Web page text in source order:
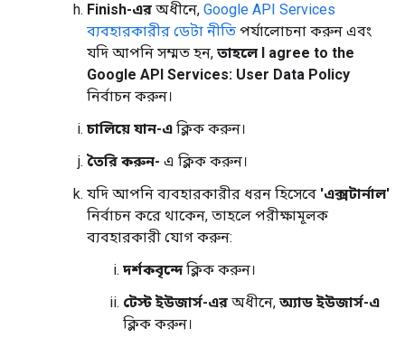
Finish-এর অধীনে, Google API Services
ব্যবহারকারীর ডেটা নীতি পর্যালোচনা করুন এবং
যদি আপনি সম্মত হন, তাহলে I agree to the
Google API Services: User Data Policy
নির্বাচন করুন।
চালিয়ে যান-এ ক্লিক করুন।
তৈরি করুন- এ ক্লিক করুন।
যদি আপনি ব্যবহারকারীর ধরন হিসেবে 'এক্সটার্নাল'
নির্বাচন করে থাকেন, তাহলে পরীক্ষামূলক
ব্যবহারকারী যোগ করুন:
দর্শকবৃন্দে ক্লিক করুন।
টেস্ট ইউজার্স-এর অধীনে, অ্যাড ইউজার্স-এ
ক্লিক করুন।